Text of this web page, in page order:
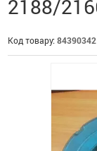
2188/
Код товару: